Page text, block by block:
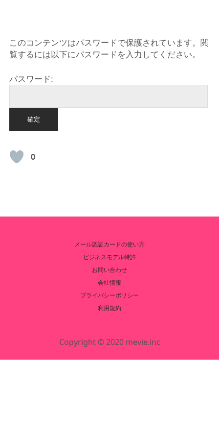
このコンテンツはパスワードで保護されています。閲
覧するには以下にパスワードを入力してください。
パスワード:
0
メール認証カードの使い方
ビジネスモデル特許
お問い合わせ
会社情報
プライバシーポリシー
利用規約
Copyright © 2020 mevie.inc